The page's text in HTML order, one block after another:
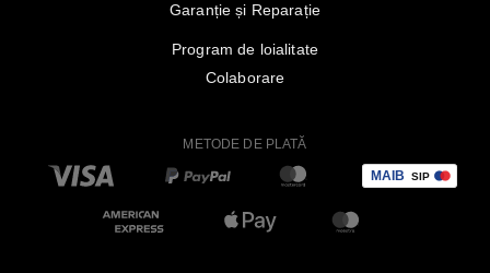
Garanție și Reparație
Program de loialitate
Colaborare
METODE DE PLATĂ